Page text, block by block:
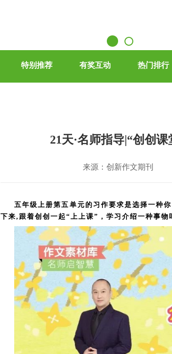
特别推荐 有奖互动 热门排行
21天·名师指导|“创创
来源：创新作文期刊
五年级上册第五单元的习作要求是选择一种
下来,跟着创创一起“上上课”，学习介绍一种事物